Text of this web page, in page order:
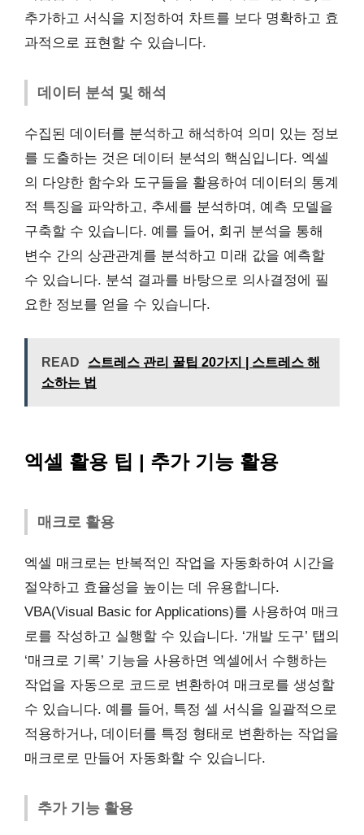
추가하고 서식을 지정하여 차트를 보다 명확하고 효
과적으로 표현할 수 있습니다.
데이터 분석 및 해석
수집된 데이터를 분석하고 해석하여 의미 있는 정보
를 도출하는 것은 데이터 분석의 핵심입니다. 엑셀
의 다양한 함수와 도구들을 활용하여 데이터의 통계
적 특징을 파악하고, 추세를 분석하며, 예측 모델을
구축할 수 있습니다. 예를 들어, 회귀 분석을 통해
변수 간의 상관관계를 분석하고 미래 값을 예측할
수 있습니다. 분석 결과를 바탕으로 의사결정에 필
요한 정보를 얻을 수 있습니다.
READ
스트레스 관리 꿀팁 20가지 | 스트레스 해
소하는 법
엑셀 활용 팁 | 추가 기능 활용
매크로 활용
엑셀 매크로는 반복적인 작업을 자동화하여 시간을
절약하고 효율성을 높이는 데 유용합니다.
VBA(Visual Basic for Applications)를 사용하여 매크
로를 작성하고 실행할 수 있습니다. ‘개발 도구’ 탭의
‘매크로 기록’ 기능을 사용하면 엑셀에서 수행하는
작업을 자동으로 코드로 변환하여 매크로를 생성할
수 있습니다. 예를 들어, 특정 셀 서식을 일괄적으로
적용하거나, 데이터를 특정 형태로 변환하는 작업을
매크로로 만들어 자동화할 수 있습니다.
추가 기능 활용